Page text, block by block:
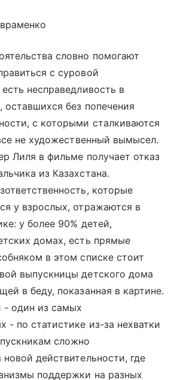
словно помогают
с суровой
несправедливость в
без попечения
с которыми сталкиваются
не художественный вымысел.
Лиля в фильме получает отказ
из Казахстана.
которые
у взрослых, отражаются в
у более 90% детей,
домах, есть прямые
в этом списке стоит
выпускницы детского дома
в беду, показанная в картине.
- один из самых
- по статистике из-за нехватки
сложно
новой действительности, где
поддержки на разных